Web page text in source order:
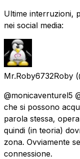
Ultime interruzioni,
nei social media:
Mr.Roby6732Roby
@monicaventurel5
che si possono
parola stessa,
quindi (in teoria)
zona. Ovviamente
connessione.